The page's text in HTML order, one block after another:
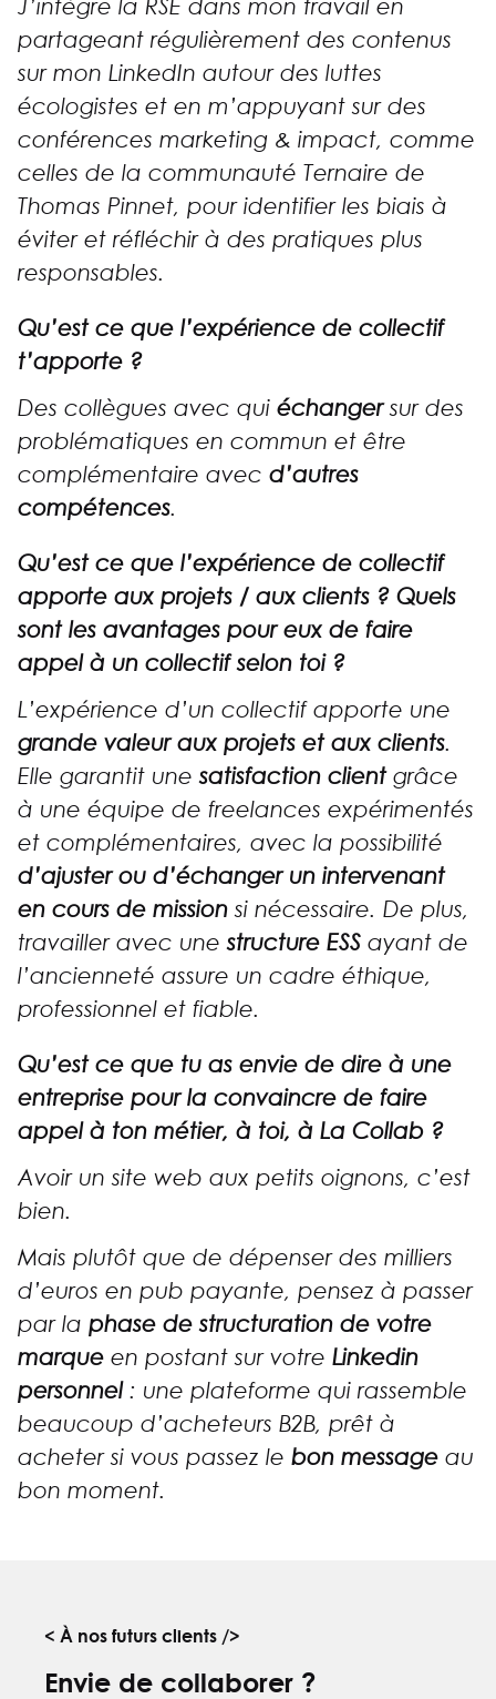
J’intègre la RSE dans mon travail en
partageant régulièrement des contenus
sur mon LinkedIn autour des luttes
écologistes et en m’appuyant sur des
conférences marketing & impact, comme
celles de la communauté Ternaire de
Thomas Pinnet, pour identifier les biais à
éviter et réfléchir à des pratiques plus
responsables.
Qu’est ce que l’expérience de collectif
t’apporte ?
Des collègues avec qui échangersur des
problématiques en commun et être
complémentaire avec d’autres
compétences.
Qu’est ce que l’expérience de collectif
apporte aux projets / aux clients ? Quels
sont les avantages pour eux de faire
appel à un collectif selon toi ?
L’expérience d’un collectif apporte une
grande valeur aux projets et aux clients.
Elle garantit une satisfaction clientgrâce
à une équipe de freelances expérimentés
et complémentaires, avec la possibilité
d’ajuster ou d’échanger un intervenant
en cours de mission si nécessaire. De plus,
travailler avec unestructure ESS ayant de
l’ancienneté assure un cadre éthique,
professionnel et fiable.
Qu’est ce que tu as envie de dire à une
entreprise pour la convaincre de faire
appel à ton métier, à toi, à La Collab ?
Avoir un site web aux petits oignons, c’est
bien.
Mais plutôt que de dépenser des milliers
d’euros en pub payante, pensez à passer
par la phase de structuration de votre
marque en postant sur votre Linkedin
personnel: une plateforme qui rassemble
beaucoup d’acheteurs B2B, prêt à
acheter si vous passez le bon message au
bon moment.
< À nos futurs clients />
Envie de collaborer ?